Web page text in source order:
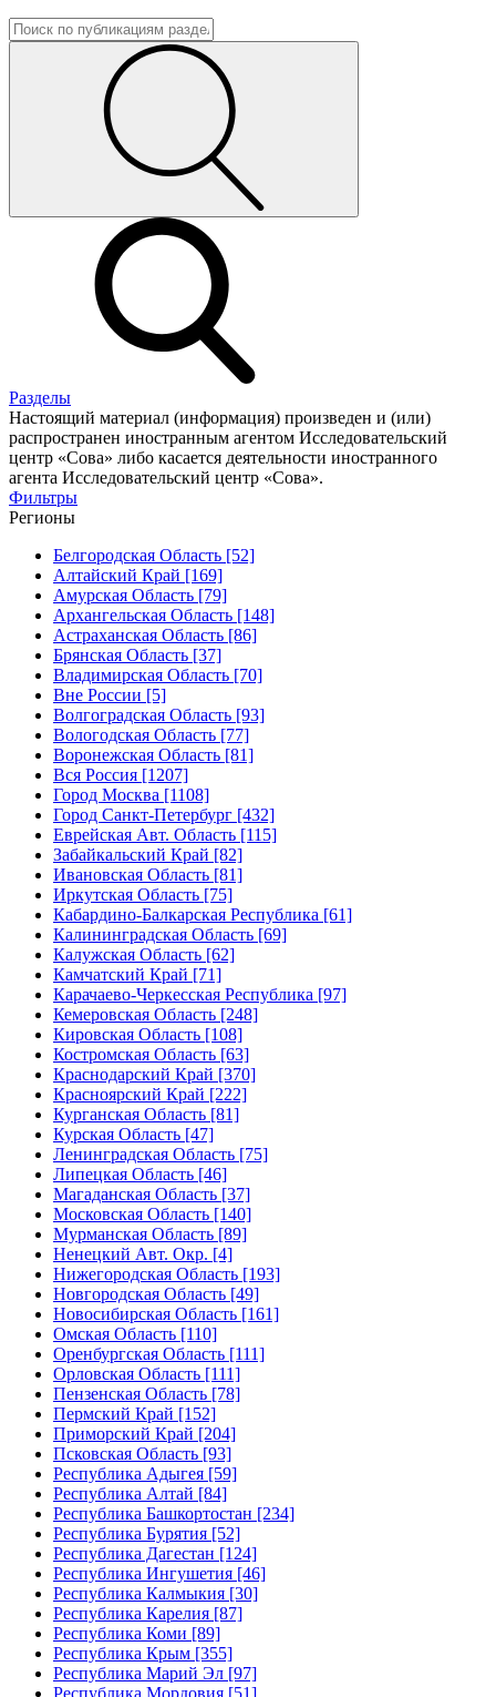
Разделы
Настоящий материал (информация) произведен и (или)
распространен иностранным агентом Исследовательский
центр «Сова» либо касается деятельности иностранного
агента Исследовательский центр «Сова».
Фильтры
Регионы
Белгородская Область [52]
Алтайский Край [169]
Амурская Область [79]
Архангельская Область [148]
Астраханская Область [86]
Брянская Область [37]
Владимирская Область [70]
Вне России [5]
Волгоградская Область [93]
Вологодская Область [77]
Воронежская Область [81]
Вся Россия [1207]
Город Москва [1108]
Город Санкт-Петербург [432]
Еврейская Авт. Область [115]
Забайкальский Край [82]
Ивановская Область [81]
Иркутская Область [75]
Кабардино-Балкарская Республика [61]
Калининградская Область [69]
Калужская Область [62]
Камчатский Край [71]
Карачаево-Черкесская Республика [97]
Кемеровская Область [248]
Кировская Область [108]
Костромская Область [63]
Краснодарский Край [370]
Красноярский Край [222]
Курганская Область [81]
Курская Область [47]
Ленинградская Область [75]
Липецкая Область [46]
Магаданская Область [37]
Московская Область [140]
Мурманская Область [89]
Ненецкий Авт. Окр. [4]
Нижегородская Область [193]
Новгородская Область [49]
Новосибирская Область [161]
Омская Область [110]
Оренбургская Область [111]
Орловская Область [111]
Пензенская Область [78]
Пермский Край [152]
Приморский Край [204]
Псковская Область [93]
Республика Адыгея [59]
Республика Алтай [84]
Республика Башкортостан [234]
Республика Бурятия [52]
Республика Дагестан [124]
Республика Ингушетия [46]
Республика Калмыкия [30]
Республика Карелия [87]
Республика Коми [89]
Республика Крым [355]
Республика Марий Эл [97]
Республика Мордовия [51]